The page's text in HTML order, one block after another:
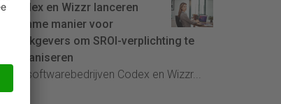
Codex en Wizzr lanceren
slimme manier voor
werkgevers om SROI-verplichting te
organiseren
De softwarebedrijven Codex en Wizzr...